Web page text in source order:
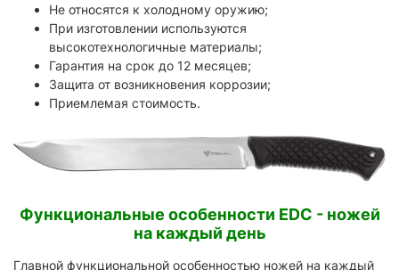
Не относятся к холодному оружию;
При изготовлении используются
высокотехнологичные материалы;
Гарантия на срок до 12 месяцев;
Защита от возникновения коррозии;
Приемлемая стоимость.
Функциональные особенности EDC - ножей
на каждый день
Главной функциональной особенностью ножей на каждый